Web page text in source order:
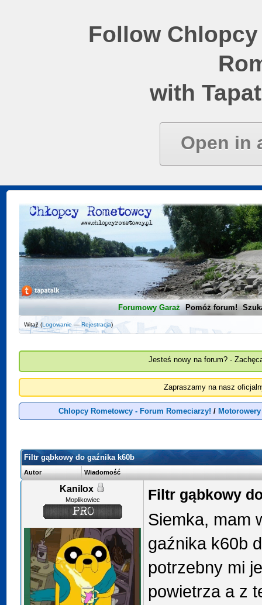
Follow
with
Open in
Forumowy Garaż Pomóż forum!
Witaj! (Logowanie —Rejestracja)
Jesteś nowy na forum? -
Zapraszamy na nasz
Chlopcy Rometowcy - Forum Romeciarzy! /
Filtr gąbkowy do gaźnika k60b
Autor Wiadomość
Kanilox
Moplikowiec Filtr gąbkowy
Siemka, mam
gaźnika k60b
potrzebny mi
powietrza a z